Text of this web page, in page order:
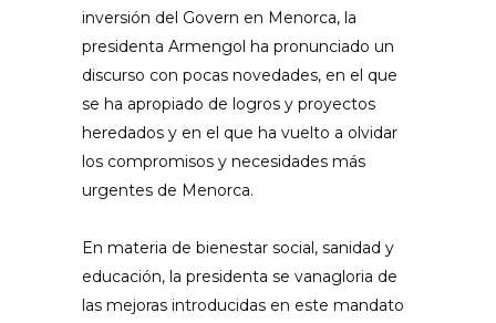
inversión del Govern en Menorca, la
presidenta Armengol ha pronunciado un
discurso con pocas novedades, en el que
se ha apropiado de logros y proyectos
heredados y en el que ha vuelto a olvidar
los compromisos y necesidades más
urgentes de Menorca.
En materia de bienestar social, sanidad y
educación, la presidenta se vanagloria de
las mejoras introducidas en este mandato